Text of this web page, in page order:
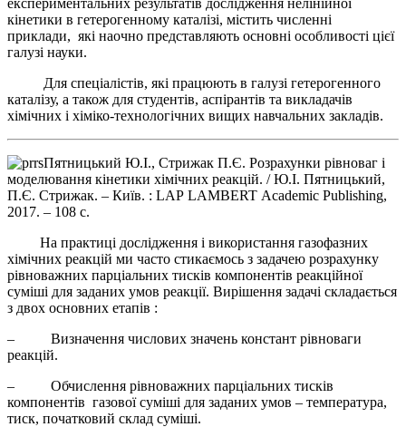
кінетики в гетерогенному каталізі, містить численні
приклади, які наочно представляють основні особливості цієї
галузі науки.
Для спеціалістів, які працюють в галузі гетерогенного
каталізу, а також для студентів, аспірантів та викладачів
хімічних і хіміко-технологічних вищих навчальних закладів.
Пятницький Ю.І., Стрижак П.Є. Розрахунки рівноваг і
моделювання кінетики хімічних реакцій. / Ю.І. Пятницький,
П.Є. Стрижак. – Київ. : LAP LAMBERT Academic Publishing,
2017. – 108 с.
На практиці дослідження і використання газофазних
хімічних реакцій ми часто стикаємось з задачею розрахунку
рівноважних парціальних тисків компонентів реакційної
суміші для заданих умов реакції. Вирішення задачі складається
з двох основних етапів :
– Визначення числових значень констант рівноваги
реакцій.
– Обчислення рівноважних парціальних тисків
компонентів газової суміші для заданих умов – температура,
тиск, початковий склад суміші.